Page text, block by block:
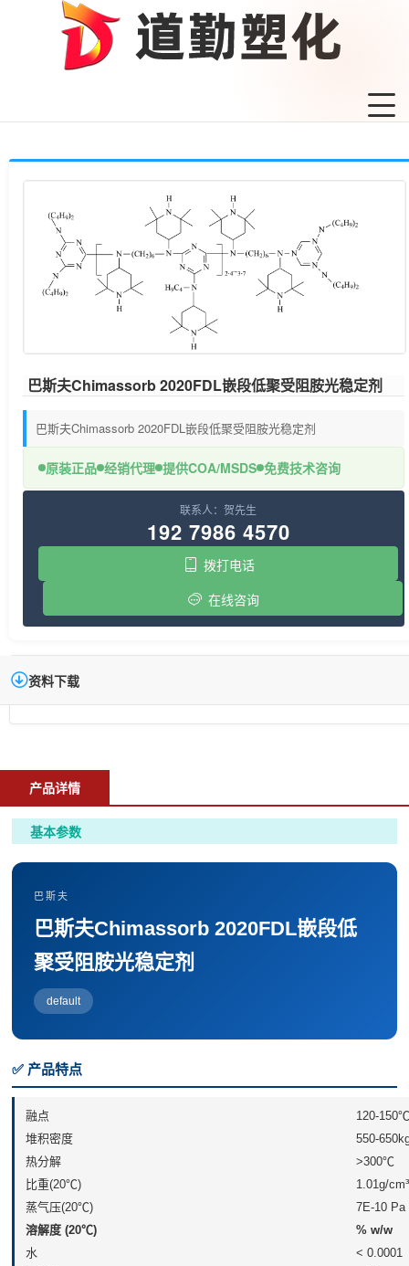
巴斯夫Chimassorb 2020FDL嵌段低聚受阻胺光稳定剂
巴斯夫Chimassorb 2020FDL嵌段低聚受阻胺光稳定剂
原装正品 经销代理 提供COA/MSDS 免费技术咨询
联系人：贺先生
192 7986 4570
拨打电话
在线咨询
资料下载
产品详情
基本参数
巴斯夫
巴斯夫Chimassorb 2020FDL嵌段低
聚受阻胺光稳定剂
default
✅ 产品特点
融点
120-150℃
堆积密度
550-
热分解
>300℃
比重(20℃)
1.01g/cm³
蒸气压(20℃)
7E-10 Pa
溶解度 (20℃)
% w/w
水
< 0.0001